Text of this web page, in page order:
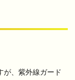
が、紫外線ガード